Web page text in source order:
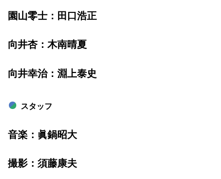
園山零士：田口浩正
向井杏：木南晴夏
向井幸治：淵上泰史
スタッフ
音楽：眞鍋昭大
撮影：須藤康夫